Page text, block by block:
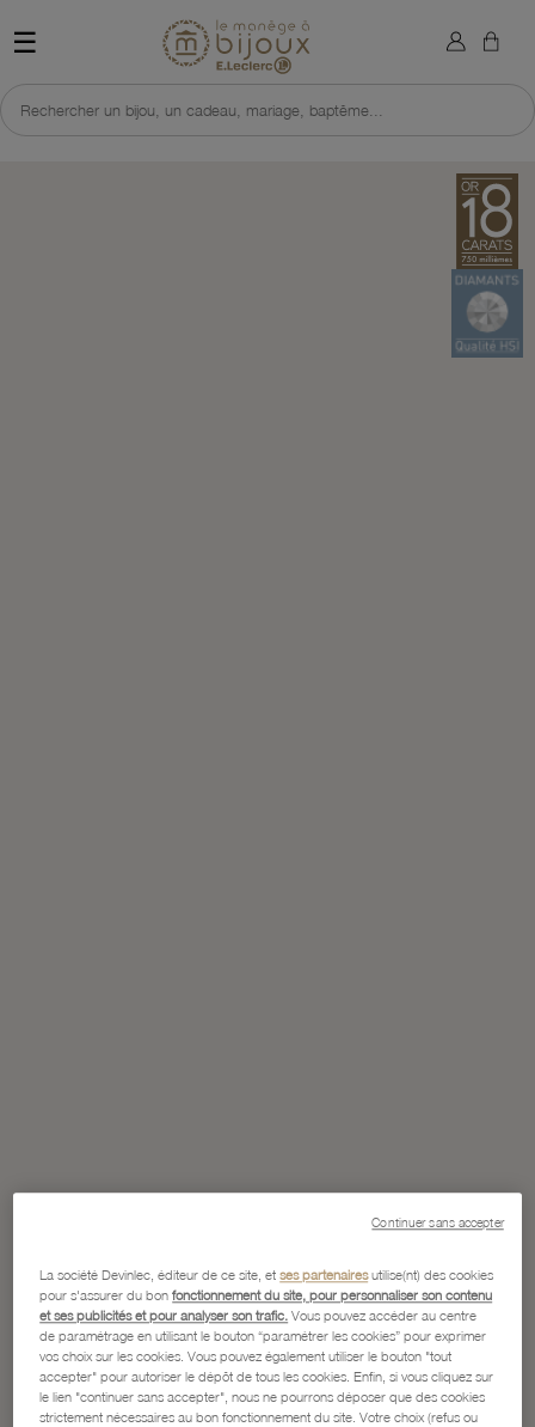
☰ Retour à l'accueil du site
Rechercher un bijou, un cadeau, mariage, baptême...
×
La société Devinlec, éditeur de ce site, etses partenairesutilise(nt) des cookies
pour s'assurer du bonfonctionnement du site, pour personnaliser son contenu
et ses publicités et pour analyser son trafic. Vous pouvez accéder au centre
de paramétrage en utilisant le bouton “paramétrer les cookies” pour exprimer
vos choix sur les cookies. Vous pouvez également utiliser le bouton "tout
accepter" pour autoriser le dépôt de tous les cookies. Enfin, si vous cliquez sur
le lien "continuer sans accepter", nous ne pourrons déposer que des cookies
strictement nécessaires au bon fonctionnement du site. Votre choix (refus ou
Continuer sans accepter